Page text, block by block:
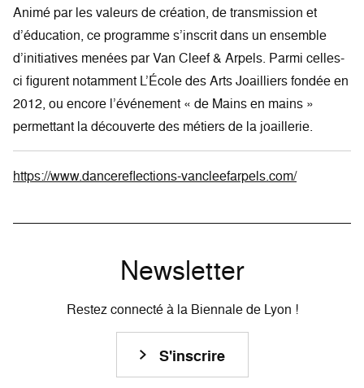
Animé par les valeurs de création, de transmission et
d’éducation, ce programme s’inscrit dans un ensemble
d’initiatives menées par Van Cleef & Arpels. Parmi celles-
ci figurent notamment L’École des Arts Joailliers fondée en
2012, ou encore l’événement « de Mains en mains »
permettant la découverte des métiers de la joaillerie.
https://www.dancereflections-vancleefarpels.com/
Newsletter
Restez connecté à la Biennale de Lyon !
S'inscrire